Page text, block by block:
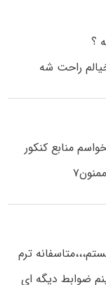
؟
راحت شه
منابع کنکور
ترم
ببینم ضوابط دیگه ای